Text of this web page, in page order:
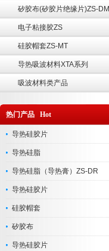
矽胶布(矽胶片绝缘片)ZS-DM
电子粘接胶ZS
硅胶帽套ZS-MT
导热吸波材料XTA系列
吸波材料类产品
热门产品 Hot
导热硅胶片
导热硅脂
导热硅脂（导热膏）ZS-DR
导热硅胶片
硅胶帽套
矽胶布
导热硅胶片